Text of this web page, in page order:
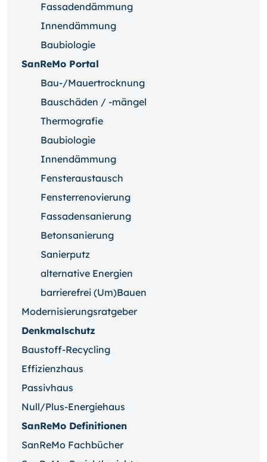
Fassadendämmung
Innendämmung
Baubiologie
SanReMo Portal
Bau-/Mauertrocknung
Bauschäden / -mängel
Thermografie
Baubiologie
Innendämmung
Fensteraustausch
Fensterrenovierung
Fassadensanierung
Betonsanierung
Sanierputz
alternative Energien
barrierefrei (Um)Bauen
Modernisierungsratgeber
Denkmalschutz
Baustoff-Recycling
Effizienzhaus
Passivhaus
Null/Plus-Energiehaus
SanReMo Definitionen
SanReMo Fachbücher